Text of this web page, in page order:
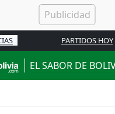
PARTIDOS HOY
EL SABOR DE